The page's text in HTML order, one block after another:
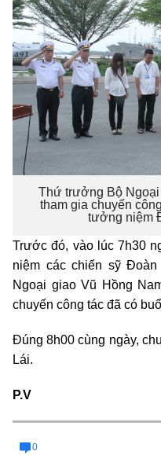
Thứ trưởng Bộ
tham gia chuyến
tưởng niệm
Trước đó, vào lúc 7h30
niệm các chiến sỹ
Ngoại giao Vũ Hồng
chuyến công tác đã có
Đúng 8h00 cùng ngày,
Lái.
P.V
0